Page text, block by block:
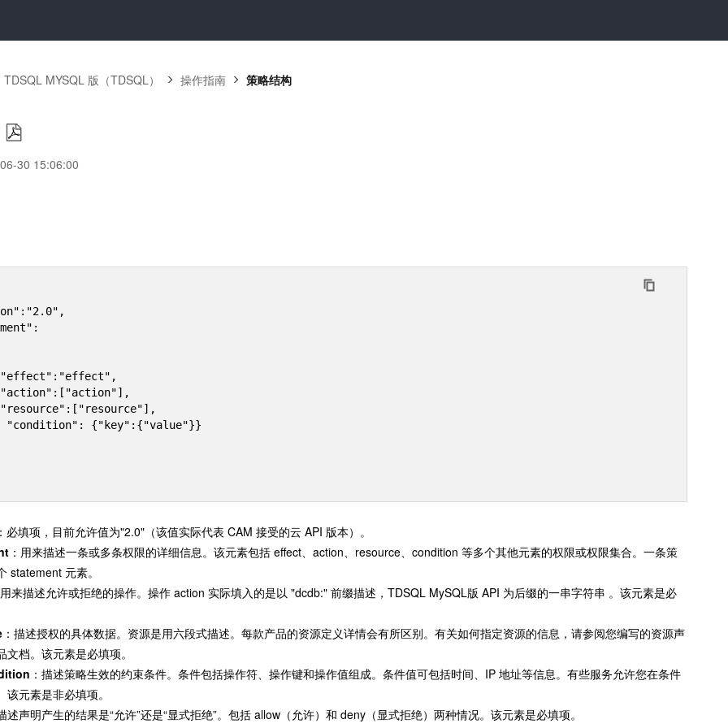
TDSQL MYSQL 版（TDSQL） 操作指南 策略结构
30 15:06:00
必填项，目前允许值为"2.0"（该值实际代表 CAM 接受的云 API 版本）。
：用来描述一条或多条权限的详细信息。该元素包括 effect、action、resource、condition 等多个其他元素的权限或权限集合。一条策
statement 元素。
来描述允许或拒绝的操作。操作 action 实际填入的是以 "dcdb:" 前缀描述，TDSQL MySQL版 API 为后缀的一串字符串 。该元素是必
：描述授权的具体数据。资源是用六段式描述。每款产品的资源定义详情会有所区别。有关如何指定资源的信息，请参阅您编写的资源声
文档。该元素是必填项。
：描述策略生效的约束条件。条件包括操作符、操作键和操作值组成。条件值可包括时间、IP 地址等信息。有些服务允许您在条件
元素是非必填项。
述声明产生的结果是“允许”还是“显式拒绝”。包括 allow（允许）和 deny（显式拒绝）两种情况。该元素是必填项。